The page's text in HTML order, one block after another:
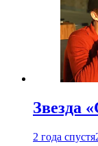
Звезда
2 года спустя